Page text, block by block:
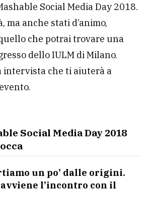
Social Media Day 2018.
ma anche stati d’animo,
che potrai trovare una
dello IULM di Milano.
intervista che ti aiuterà a
Social Media Day 2018
un po’ dalle origini.
avviene l’incontro con il